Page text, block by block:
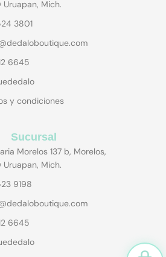
Mich.
3801
6645
y condiciones
Sucursal
Morelos 137 b, Morelos,
Mich.
9198
6645